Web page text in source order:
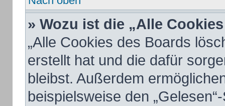
» Wozu ist die „Alle
„Alle Cookies des Boards
erstellt hat und die dafür
bleibst. Außerdem
beispielsweise den